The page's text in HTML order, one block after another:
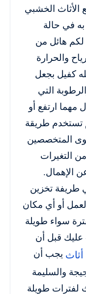
الأثاث الخشبي
به في حالة
لكم هائل من
والحرارة
كفيل بجعل
التي
مهما ارتفع أو
تستخدم طريقة
المتخصصين
التغيرات
الإهمال.
طريفة تخزين
أو أي مكان
سواء طويلة
عليك قبل أن
يجب أن
والسليمة
لفترات طويلة